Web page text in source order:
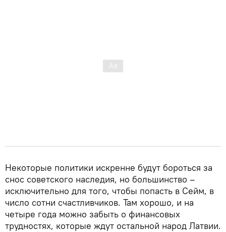
Некоторые политики искренне будут бороться за
снос советского наследия, но большинство –
исключительно для того, чтобы попасть в Сейм, в
число сотни счастливчиков. Там хорошо, и на
четыре года можно забыть о финансовых
трудностях, которые ждут остальной народ Латвии.